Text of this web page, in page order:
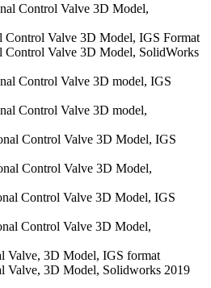
Control Valve 3D Model,
Control Valve 3D Model, IGS Format
Control Valve 3D Model, SolidWorks
Control Valve 3D model, IGS
Control Valve 3D model,
Control Valve 3D Model, IGS
Control Valve 3D Model,
Control Valve 3D Model, IGS
Control Valve 3D Model,
Valve, 3D Model, IGS format
Valve, 3D Model, Solidworks 2019